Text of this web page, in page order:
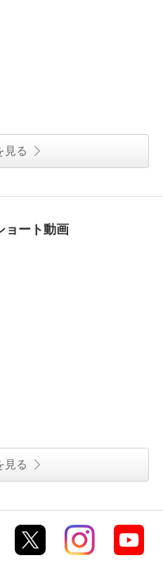
見る
ョート動画
見る